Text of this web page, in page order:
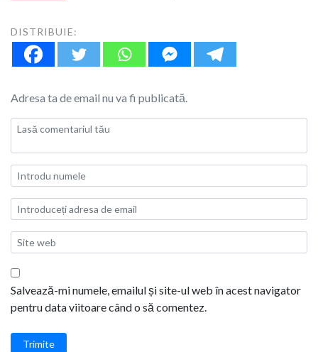
DISTRIBUIE:
Adresa ta de email nu va fi publicată.
Salvează-mi numele, emailul și site-ul web în acest navigator
pentru data viitoare când o să comentez.
Trimite